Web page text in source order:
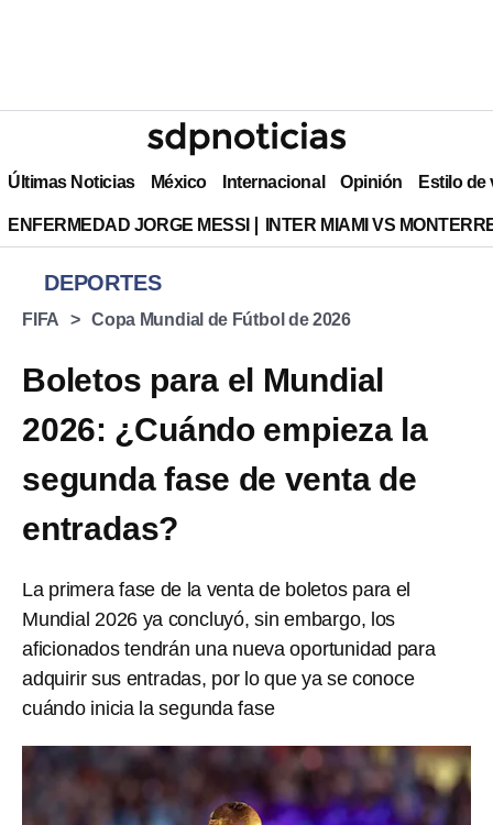
Últimas Noticias México Internacional Opinión Estilo de
ENFERMEDAD JORGE MESSI INTER MIAMI VS
DEPORTES
FIFA Copa Mundial de Fútbol de 2026
Boletos para el Mundial
2026: ¿Cuándo empieza la
segunda fase de venta de
entradas?
La primera fase de la venta de boletos para el
Mundial 2026 ya concluyó, sin embargo, los
aficionados tendrán una nueva oportunidad para
adquirir sus entradas, por lo que ya se conoce
cuándo inicia la segunda fase